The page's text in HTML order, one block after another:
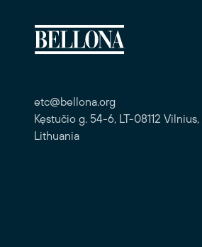
etc@bellona.org
Kęstučio g. 54-6, LT-08112 Vilnius,
Lithuania